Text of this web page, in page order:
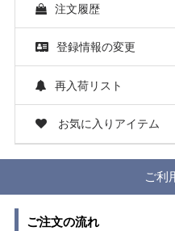
注文履歴
登録情報の変更
再入荷リスト
お気に入りアイテム
ご利
ご注文の流れ